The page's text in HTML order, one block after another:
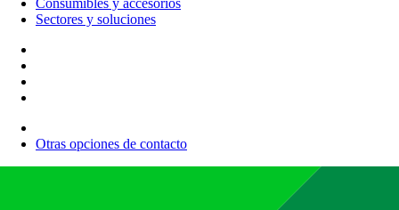
Sectores y soluciones
Otras opciones de contacto